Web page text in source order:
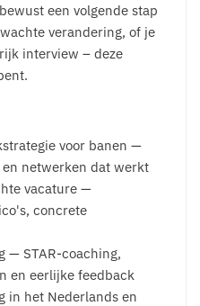
een volgende stap
verandering, of je
interview – deze
voor banen —
netwerken dat werkt
vacature —
concrete
— STAR-coaching,
en eerlijke feedback
in het Nederlands en